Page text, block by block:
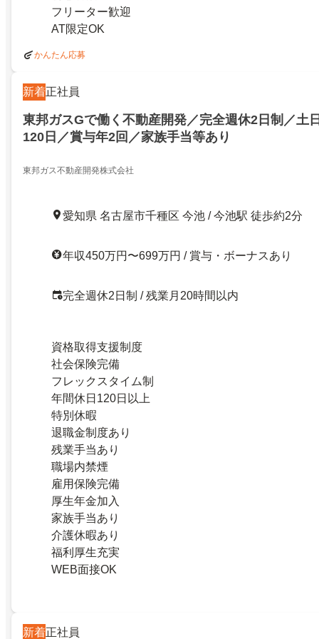
フリーター歓迎
AT限定OK
かんたん応募
新着正社員
東邦ガスGで働く不動産開発／完全週休2日制／土
120日／賞与年2回／家族手当等あり
東邦ガス不動産開発株式会社
愛知県 名古屋市千種区 今池 / 今池駅 徒歩約2分
年収450万円〜699万円 / 賞与・ボーナスあり
完全週休2日制 / 残業月20時間以内
資格取得支援制度
社会保険完備
フレックスタイム制
年間休日120日以上
特別休暇
退職金制度あり
残業手当あり
職場内禁煙
雇用保険完備
厚生年金加入
家族手当あり
介護休暇あり
福利厚生充実
WEB面接OK
新着正社員